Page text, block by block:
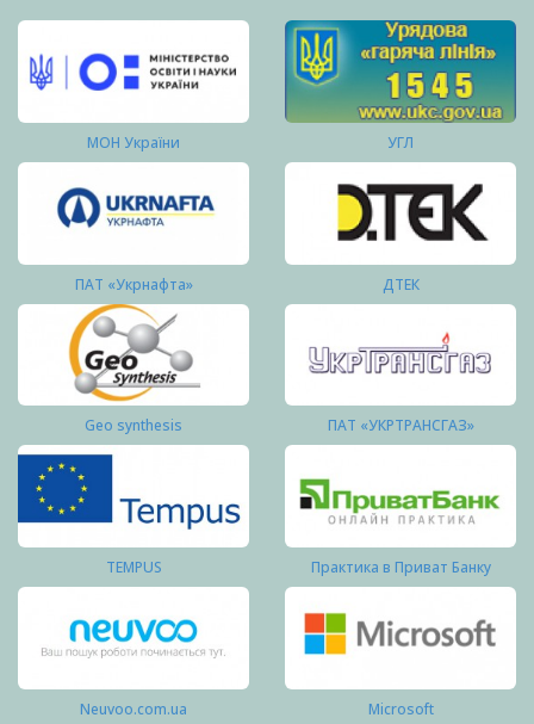
МОН України УГЛ
ПАТ «Укрнафта» ДТЕК
Geo synthesis ПАТ «УКРТРАНСГАЗ»
TEMPUS Практика в Приват Банку
Neuvoo.com.ua Microsoft